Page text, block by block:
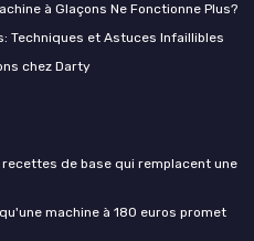
à Glaçons Ne Fonctionne Plus?
Techniques et Astuces Infaillibles
chez Darty
de base qui remplacent une
machine à 180 euros promet